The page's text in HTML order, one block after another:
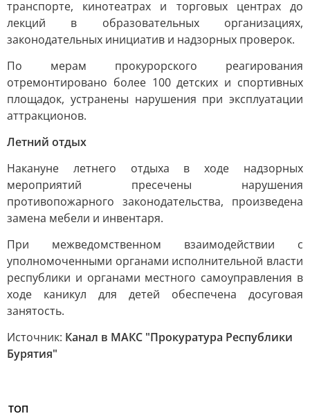
транспорте, кинотеатрах и торговых центрах до
лекций в образовательных организациях,
законодательных инициатив и надзорных проверок.
По мерам прокурорского реагирования
отремонтировано более 100 детских и спортивных
площадок, устранены нарушения при эксплуатации
аттракционов.
Летний отдых
Накануне летнего отдыха в ходе надзорных
мероприятий пресечены нарушения
противопожарного законодательства, произведена
замена мебели и инвентаря.
При межведомственном взаимодействии с
уполномоченными органами исполнительной власти
республики и органами местного самоуправления в
ходе каникул для детей обеспечена досуговая
занятость.
Источник: Канал в МАКС "Прокуратура Республики
Бурятия"
ТОП